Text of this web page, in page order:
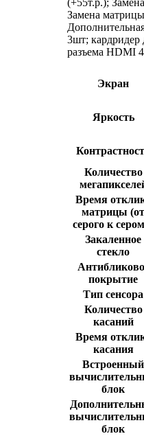
(+55т.р.);
Замена
3шт; кардридер
разъема HDMI
Экран
Яркость
Количество
Время
матрицы (от
серого к
Закаленное
стекло
покрытие
Тип сенсора
Количество
касаний
Время
касания
Встроенный
блок
блок